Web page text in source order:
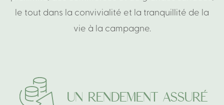
le tout dans la convivialité et la tranquillité de la
vie à la campagne.
UN RENDEMENT ASSURÉ